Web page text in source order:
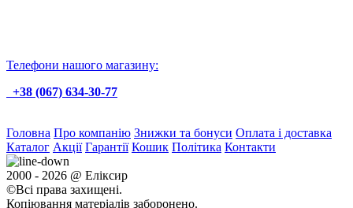
Телефони нашого магазину:
+38 (067) 634-30-77
Головна Про компанію Знижки та бонуси Оплата і доставка
Каталог Акції Гарантії Кошик Політика Контакти
2000 - 2026 @ Еліксир
©Всі права захищені.
Копіювання матеріалів заборонено.